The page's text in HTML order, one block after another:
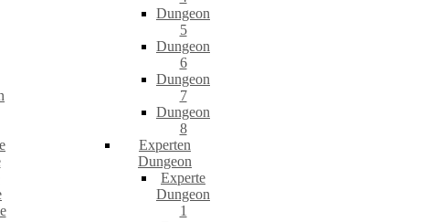
Dungeon
5
Dungeon
6
Dungeon
7
Dungeon
8
Experten
Dungeon
Experte
Dungeon
1